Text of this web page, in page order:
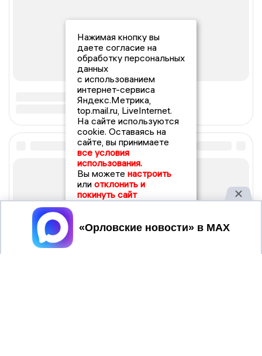
Нажимая кнопку вы
даете согласие на
обработку персональных
данных
с использованием
интернет-сервиса
Яндекс.Метрика,
top.mail.ru, LiveInternet.
На сайте используются
cookie. Оставаясь на
сайте, вы принимаете
все условия
использования.
Вы можете настроить
или отклонить и
покинуть сайт
Принять